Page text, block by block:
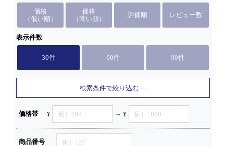
価格
（低い順）
価格
（高い順）
評価順 レビュー数
表示件数
30件 60件 90件
検索条件で絞り込む
価格帯 ¥ ～ ¥
商品番号